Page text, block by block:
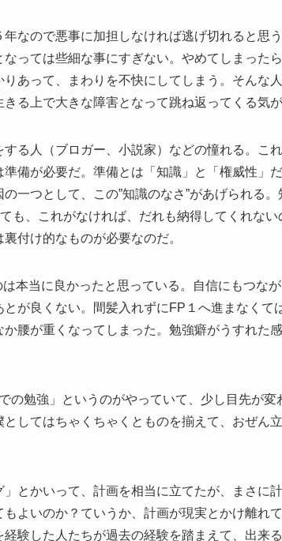
なので悪事に加担しなければ逃げ切れると思
っては些細な事にすぎない。やめてしまった
あって、まわりを不快にしてしまう。そんな
る上で大きな障害となって跳ね返ってくる気
る人（ブロガー、小説家）などの憧れる。こ
備が必要だ。準備とは「知識」と「権威性」
一つとして、この”知識のなさ”があげられる
も、これがなければ、だれも納得してくれな
付け的なものが必要なのだ。
本当に良かったと思っている。自信にもつな
とが良くない。間髪入れずにFP１へ進まなく
腰が重くなってしまった。勉強癖がうすれた
の勉強」というのがやっていて、少し目先が変
してはちゃくちゃくとものを揃えて、おぜん
とかいって、計画を相当に立てたが、まさに
よいのか？ていうか、計画が現実とかけ離れ
験した人たちが過去の経験を踏まえて、出来